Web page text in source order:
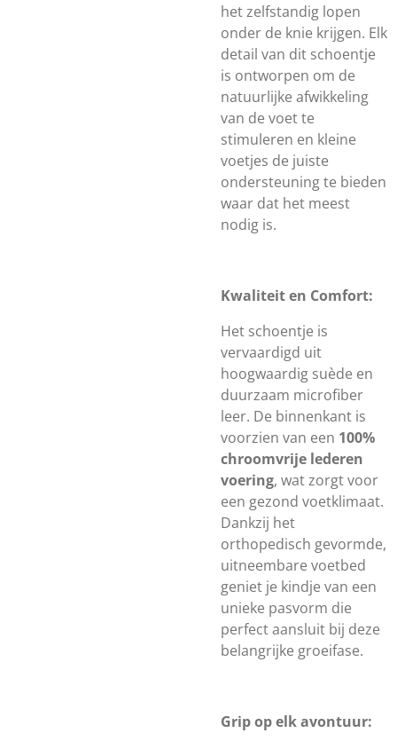
het zelfstandig lopen
onder de knie krijgen. Elk
detail van dit schoentje
is ontworpen om de
natuurlijke afwikkeling
van de voet te
stimuleren en kleine
voetjes de juiste
ondersteuning te bieden
waar dat het meest
nodig is.
Kwaliteit en Comfort:
Het schoentje is
vervaardigd uit
hoogwaardig suède en
duurzaam microfiber
leer. De binnenkant is
voorzien van een 100%
chroomvrije lederen
voering, wat zorgt voor
een gezond voetklimaat.
Dankzij het
orthopedisch gevormde,
uitneembare voetbed
geniet je kindje van een
unieke pasvorm die
perfect aansluit bij deze
belangrijke groeifase.
Grip op elk avontuur: